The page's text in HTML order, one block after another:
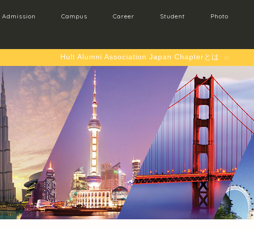
Admission Campus Career Student Photo
Hult Alumni Association Japan Chapterとは